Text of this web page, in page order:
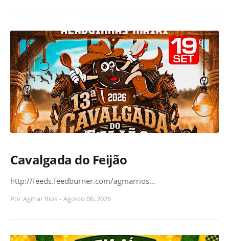
Cavalgada do Feijão
http://feeds.feedburner.com/agmarrios…
Por Agmar Rios - Agosto 06, 2026